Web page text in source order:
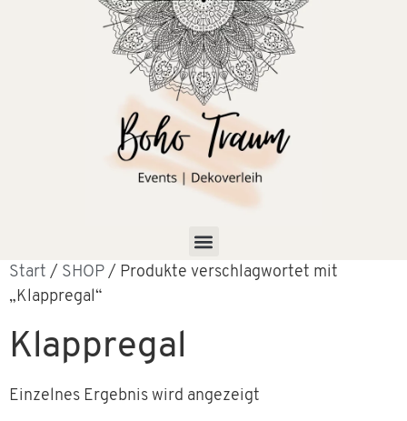
Start / SHOP / Produkte verschlagwortet mit
„Klappregal“
Klappregal
Einzelnes Ergebnis wird angezeigt